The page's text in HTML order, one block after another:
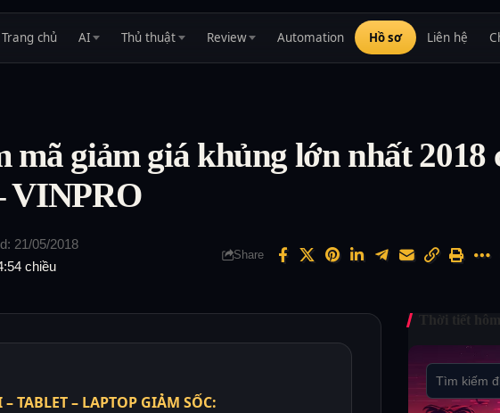
Trang chủ AI Thủ thuật Review Automation Hồ sơ Liên hệ
mã giảm giá khủng lớn nhất 2018
VINPRO
chiều
21/05/2018
Share
TABLET – LAPTOP GIẢM SỐC:
Thời tiết hôm